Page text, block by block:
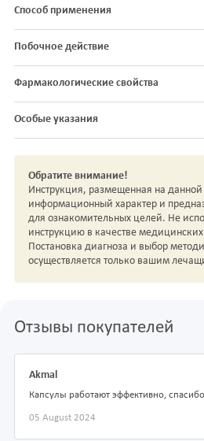
Способ применения
Побочное действие
Фармакологические свойства
Особые указания
Обратите внимание!
Инструкция, размещенная на данной
информационный характер и
для ознакомительных целей. Не
инструкцию в качестве
Постановка диагноза и выбор
осуществляется только вашим
Отзывы покупателей
Akmal
Капсулы работают эффективно,
05 August 2024